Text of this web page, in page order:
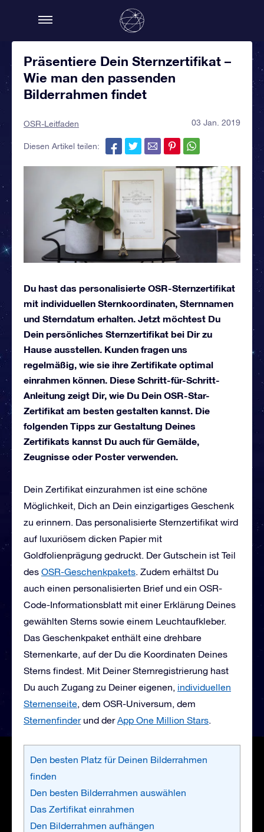
Präsentiere Dein Sternzertifikat –
Wie man den passenden
Bilderrahmen findet
OSR-Leitfaden 03 Jan. 2019
Diesen Artikel teilen:
Du hast das personalisierte OSR-Sternzertifikat
mit individuellen Sternkoordinaten, Sternnamen
und Sterndatum erhalten. Jetzt möchtest Du
Dein persönliches Sternzertifikat bei Dir zu
Hause ausstellen. Kunden fragen uns
regelmäßig, wie sie ihre Zertifikate optimal
einrahmen können. Diese Schritt-für-Schritt-
Anleitung zeigt Dir, wie Du Dein OSR-Star-
Zertifikat am besten gestalten kannst. Die
folgenden Tipps zur Gestaltung Deines
Zertifikats kannst Du auch für Gemälde,
Zeugnisse oder Poster verwenden.
Dein Zertifikat einzurahmen ist eine schöne
Möglichkeit, Dich an Dein einzigartiges Geschenk
zu erinnern. Das personalisierte Sternzertifikat wird
auf luxuriösem dicken Papier mit
Goldfolienprägung gedruckt. Der Gutschein ist Teil
des OSR-Geschenkpakets. Zudem erhältst Du
auch einen personalisierten Brief und ein OSR-
Code-Informationsblatt mit einer Erklärung Deines
gewählten Sterns sowie einem Leuchtaufkleber.
Das Geschenkpaket enthält eine drehbare
Sternenkarte, auf der Du die Koordinaten Deines
Sterns findest. Mit Deiner Sternregistrierung hast
Du auch Zugang zu Deiner eigenen, individuellen
Sternenseite, dem OSR-Universum, dem
Sternenfinderund derApp One Million Stars.
Den besten Platz für Deinen Bilderrahmen
finden
Den besten Bilderrahmen auswählen
Das Zertifikat einrahmen
Den Bilderrahmen aufhängen